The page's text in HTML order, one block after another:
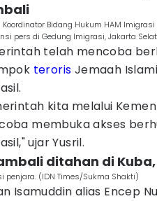
Koordinator Bidang Hukum HAM
pers di Gedung Imigrasi, Jakarta
telah mencoba
teroris Jemaah
kita melalui
membuka akses
ujar Yusril.
ditahan di
penjara. (IDN Times/Sukma Shakti)
Isamuddin alias Encep